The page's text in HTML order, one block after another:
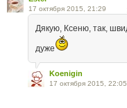
17 октября 2015, 21:29
Дякую, Ксеню, так,
дуже
Koenigin
17 октября 2015, 22:05